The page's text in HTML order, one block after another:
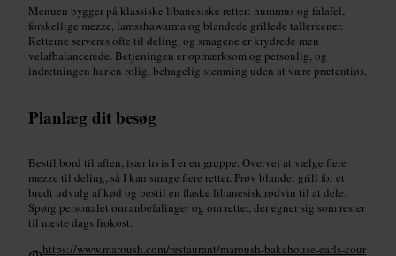
Menuen bygger på klassiske libanesiske retter: hummus og falafel,
forskellige mezze, lamsshawarma og blandede grillede tallerkener.
Retterne serveres ofte til deling, og smagene er krydrede men
velafbalancerede. Betjeningen er opmærksom og personlig, og
indretningen har en rolig, behagelig stemning uden at være prætentiøs.
Planlæg dit besøg
Bestil bord til aften, især hvis I er en gruppe. Overvej at vælge flere
mezze til deling, så I kan smage flere retter. Prøv blandet grill for et
bredt udvalg af kød og bestil en flaske libanesisk rødvin til at dele.
Spørg personalet om anbefalinger og om retter, der egner sig som rester
til næste dags frokost.
https://www.maroush.com/restaurant/maroush-bakehouse-earls-cour